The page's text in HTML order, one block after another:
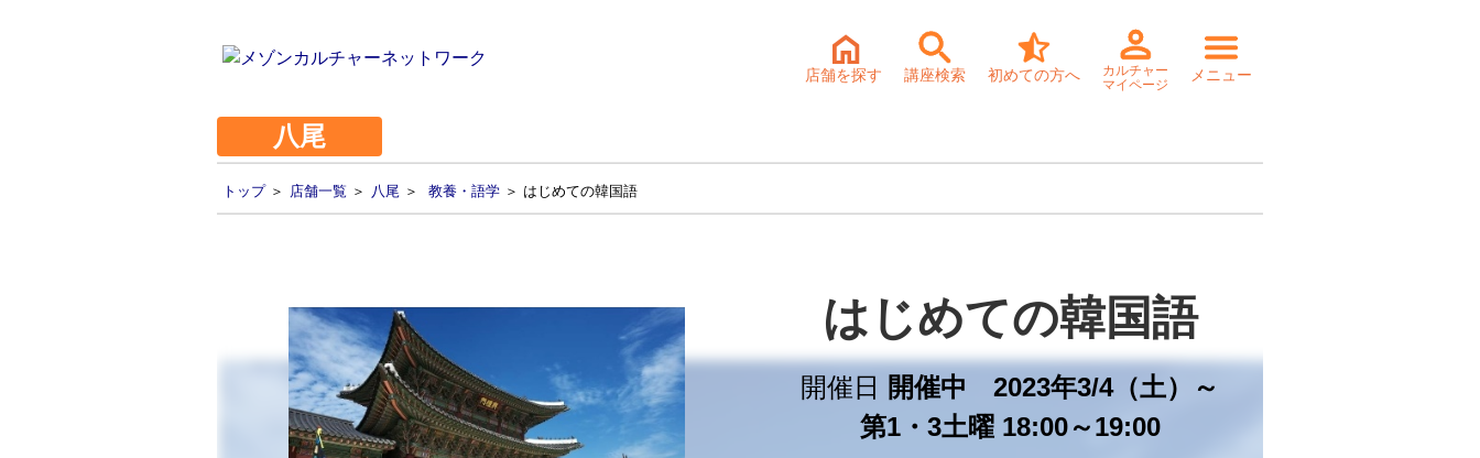
店舗を探す 講座検索 初めての方へ
カルチャー
マイページ
メニュー
八尾
トップ＞ 店舗一覧 ＞ 八尾 ＞ 教養・語学 ＞ はじめての韓国語
はじめての韓国語
開催日
開催中 2023年3/4（土）～
第1・3土曜 18:00～19:00